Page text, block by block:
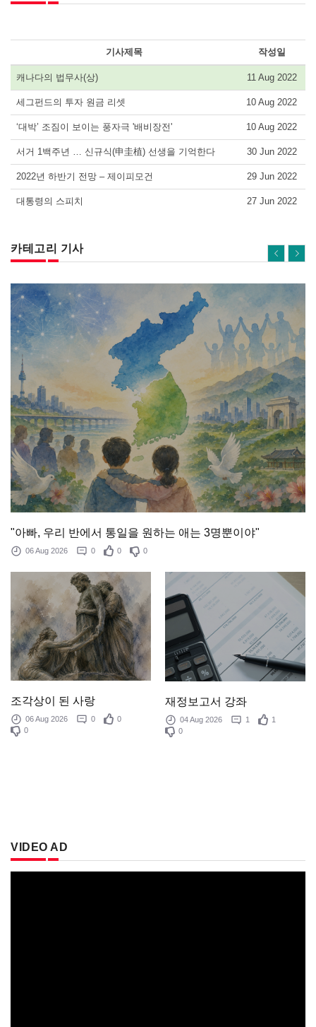
기사제목 작성일
캐나다의 법무사(상) 11 Aug 2022
세그펀드의 투자 원금 리셋 10 Aug 2022
‘대박’ 조짐이 보이는 풍자극 '배비장전' 10 Aug 2022
서거 1백주년 … 신규식(申圭植) 선생을 기억한다 30 Jun 2022
2022년 하반기 전망 – 제이피모건 29 Jun 2022
대통령의 스피치 27 Jun 2022
카테고리 기사
"아빠, 우리 반에서 통일을 원하는 애는 3명뿐이야"
06 Aug 2026 0 0 0
조각상이 된 사랑
06 Aug 2026 0
0
0
재정보고서 강좌
04 Aug 2026 1
1
0
VIDEO AD